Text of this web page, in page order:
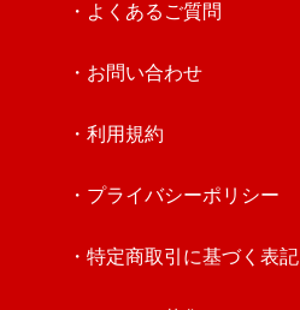
・よくあるご質問
・お問い合わせ
・利用規約
・プライバシーポリシー
・特定商取引に基づく表記